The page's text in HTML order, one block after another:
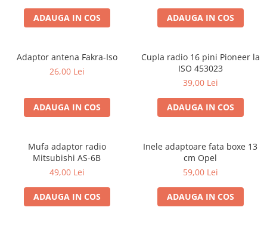
ADAUGA IN COS ADAUGA IN COS
Adaptor antena Fakra-Iso
26,00 Lei
ADAUGA IN COS
Cupla radio 16 pini Pioneer la
ISO 453023
39,00 Lei
ADAUGA IN COS
Mufa adaptor radio
Mitsubishi AS-6B
49,00 Lei
ADAUGA IN COS
Inele adaptoare fata boxe 13
cm Opel
59,00 Lei
ADAUGA IN COS